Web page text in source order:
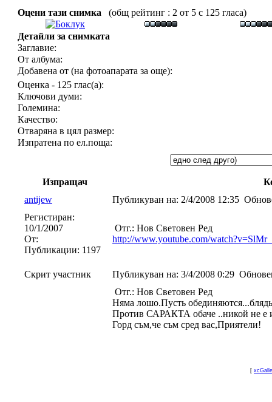
Оцени тази снимка
(общ рейтинг : 2 от 5 с 125 гласа)
Детайли за снимката
Заглавие:
От албума:
Добавена от (на фотоапарата за още):
Оценка - 125 глас(а):
Ключови думи:
Големина:
Качество:
Отваряна в цял размер:
Изпратена по ел.поща:
Изпращач
antijew
Публикуван на: 2/4/2008 12:35
Регистиран:
10/1/2007
От:
Публикации: 1197
Отг.: Нов Световен Ред
http://www.youtube.com/
Скрит участник Публикуван на: 3/4/2008 0:29
Отг.: Нов Световен Ред
Няма лошо.Пусть
Против САРАКТА обаче ..никой не е
Горд съм,че съм сред вас,Приятели!
[